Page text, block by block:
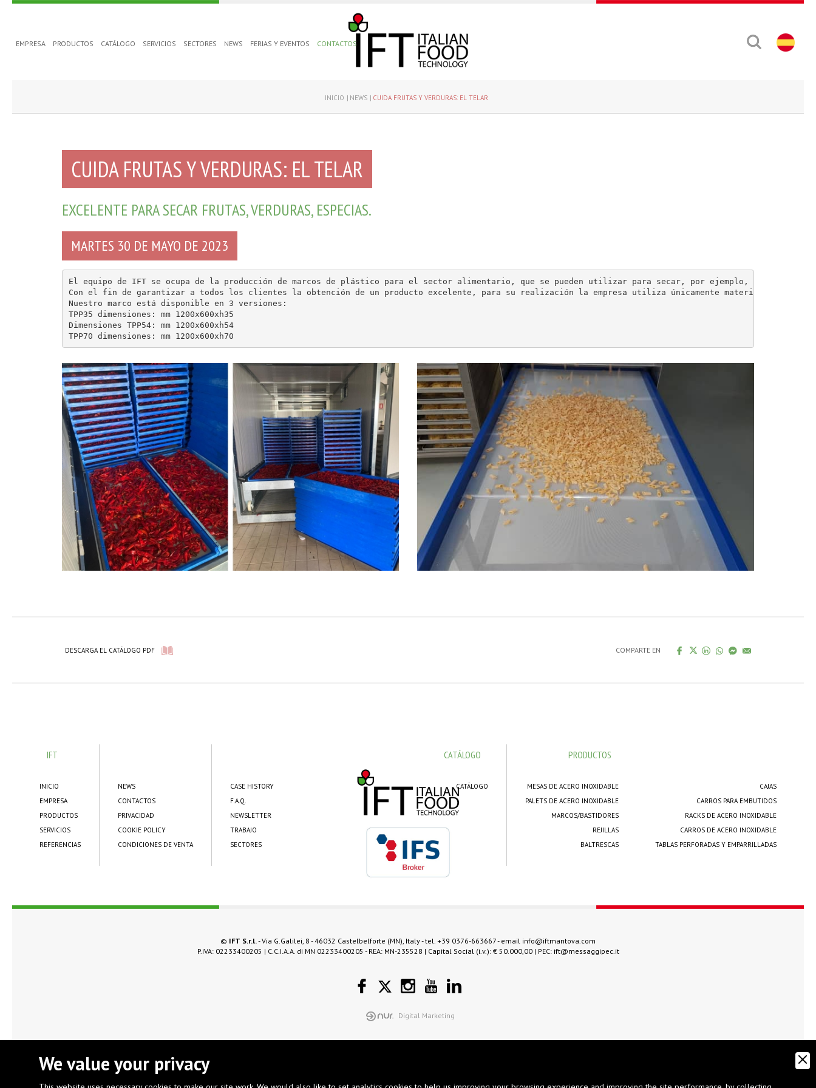
EMPRESA PRODUCTOS CATÁLOGO SERVICIOS SECTORES NEWS FERIAS Y EVENTOS CONTACTOS
INICIO NEWS CUIDA FRUTAS Y VERDURAS: EL TELAR
CUIDA FRUTAS Y VERDURAS: EL TELAR
EXCELENTE PARA SECAR FRUTAS, VERDURAS, ESPECIAS.
MARTES 30 DE MAYO DE 2023
El equipo de IFT se ocupa de la producción de marcos de plástico para el sector alimentario, que se pueden utilizar para secar, por ejemplo, pasta,
Con el fin de garantizar a todos los clientes la obtención de un producto excelente, para su realización la empresa utiliza únicamente materiales de
Nuestro marco está disponible en 3 versiones:
TPP35 dimensiones: mm 1200x600xh35
Dimensiones TPP54: mm 1200x600xh54
TPP70 dimensiones: mm 1200x600xh70
DESCARGA EL CATÁLOGO PDF COMPARTE EN
IFT
INICIO
EMPRESA
PRODUCTOS
SERVICIOS
REFERENCIAS
NEWS
CONTACTOS
PRIVACIDAD
COOKIE POLICY
CONDICIONES DE VENTA
CASE HISTORY
F.A.Q.
NEWSLETTER
TRABAJO
SECTORES
CAJAS
CARROS PARA EMBUTIDOS
RACKS DE ACERO INOXIDABLE
CARROS DE ACERO INOXIDABLE
TABLAS PERFORADAS Y EMPARRILLADAS
PRODUCTOS
MESAS DE ACERO INOXIDABLE
PALETS DE ACERO INOXIDABLE
MARCOS/BASTIDORES
REJILLAS
BALTRESCAS
CATÁLOGO
CATÁLOGO
© IFT S.r.l.- Via G.Galilei, 8 - 46032 Castelbelforte (MN), Italy - tel. +39 0376-663667- email info@iftmantova.com
P.IVA: 02233400205 | C.C.I.A.A. di MN 02233400205 - REA: MN-235528 | Capital Social (i.v.): € 50.000,00 | PEC: ift@messaggipec.it
Digital Marketing
We value your privacy